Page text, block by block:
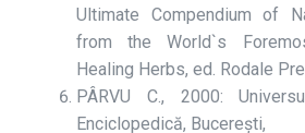
Ultimate Compendium of
from the World`s
Healing Herbs, ed. Rodale
PÂRVU C., 2000:
Enciclopedică, Bucerești,